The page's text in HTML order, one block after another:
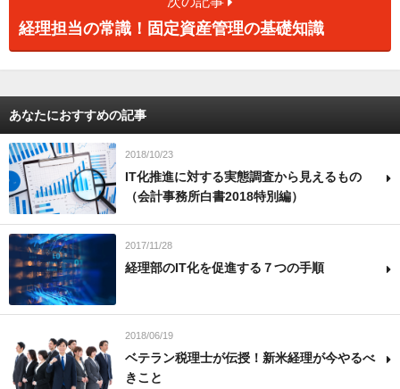
経理担当の常識！固定資産管理の基礎知識
あなたにおすすめの記事
2018/10/23
IT化推進に対する実態調査から見えるもの
（会計事務所白書2018特別編）
2017/11/28
経理部のIT化を促進する７つの手順
2018/06/19
ベテラン税理士が伝授！新米経理が今やるべ
きこと